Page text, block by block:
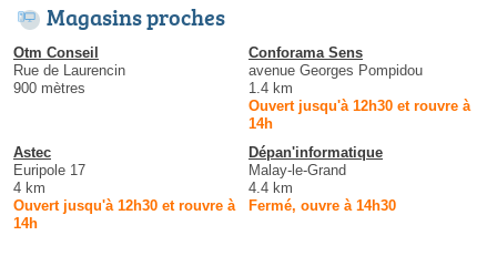
Magasins proches
Otm Conseil
Rue de Laurencin
900 mètres
Conforama Sens
avenue Georges Pompidou
1.4 km
Ouvert jusqu'à 12h30 et rouvre à
14h
Astec
Euripole 17
4 km
Ouvert jusqu'à 12h30 et rouvre à
14h
Dépan'informatique
Malay-le-Grand
4.4 km
Fermé, ouvre à 14h30